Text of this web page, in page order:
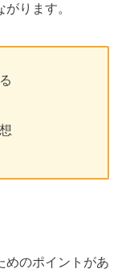
ります。
めのポイントがあ